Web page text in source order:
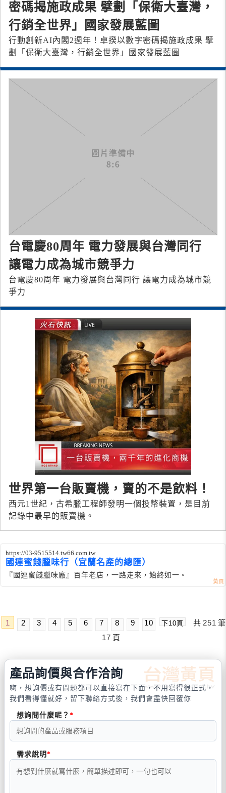
密碼揭施政成果 擘劃「保衛大臺灣，
行銷全世界」國家發展藍圖
行動創新AI內閣2週年！卓揆以數字密碼揭施政成果 擘
劃「保衛大臺灣，行銷全世界」國家發展藍圖
台電慶80周年 電力發展與台灣同行
讓電力成為城市競爭力
台電慶80周年 電力發展與台灣同行 讓電力成為城市競
爭力
世界第一台販賣機，賣的不是飲料！
西元1世紀，古希臘工程師發明一個投幣裝置，是目前
記錄中最早的販賣機。
https://03-9515514.tw66.com.tw
國連蜜餞臘味行（宜蘭名產的總匯）
『國連蜜餞臘味廠』百年老店，一路走來，始終如一。
1 2 3 4 5 6 7 8 9 10 下10頁 共 251 筆
17 頁
產品詢價與合作洽詢
嗨，想詢價或有問題都可以直接寫在下面，不用寫得很正式，
我們看得懂就好，留下聯絡方式後，我們會盡快回覆你
想詢問什麼呢？
需求說明